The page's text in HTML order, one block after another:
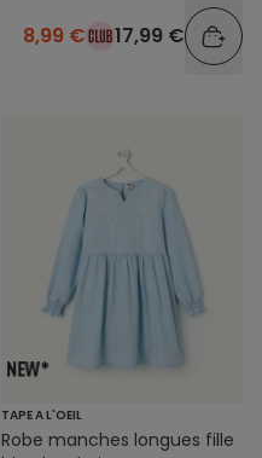
8,99 € 17,99 €
TAPE A L'OEIL
Robe manches longues fille